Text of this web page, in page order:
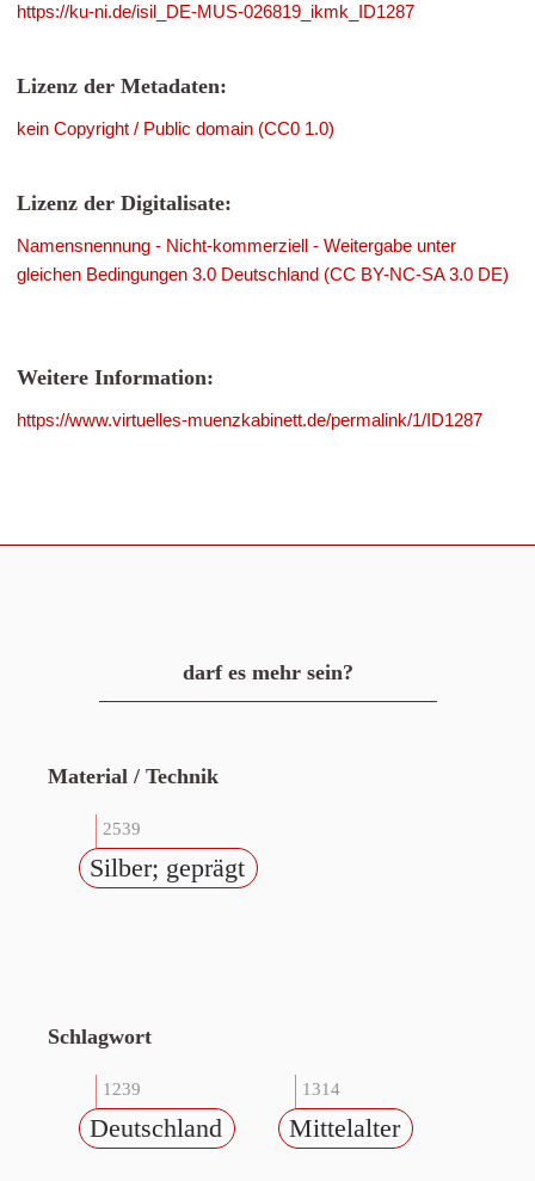
https://ku-ni.de/isil_DE-MUS-026819_ikmk_ID1287
Lizenz der Metadaten:
kein Copyright / Public domain (CC0 1.0)
Lizenz der Digitalisate:
Namensnennung - Nicht-kommerziell - Weitergabe unter
gleichen Bedingungen 3.0 Deutschland (CC BY-NC-SA 3.0 DE)
Weitere Information:
https://www.virtuelles-muenzkabinett.de/permalink/1/ID1287
darf es mehr sein?
Material / Technik
2539
Silber; geprägt
Schlagwort
1239
Deutschland
1314
Mittelalter